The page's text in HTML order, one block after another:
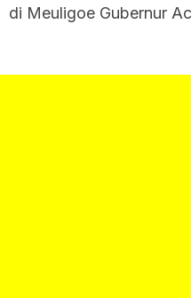
di Meuligoe Gubernur